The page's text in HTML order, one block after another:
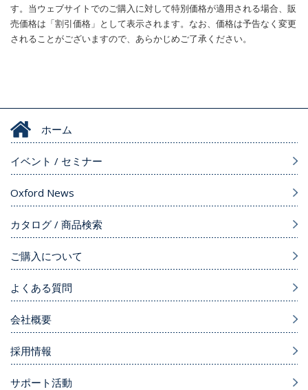
す。当ウェブサイトでのご購入に対して特別価格が適用される場合、販
売価格は「割引価格」として表示されます。なお、価格は予告なく変更
されることがございますので、あらかじめご了承ください。
ホーム
イベント / セミナー
Oxford News
カタログ / 商品検索
ご購入について
よくある質問
会社概要
採用情報
サポート活動